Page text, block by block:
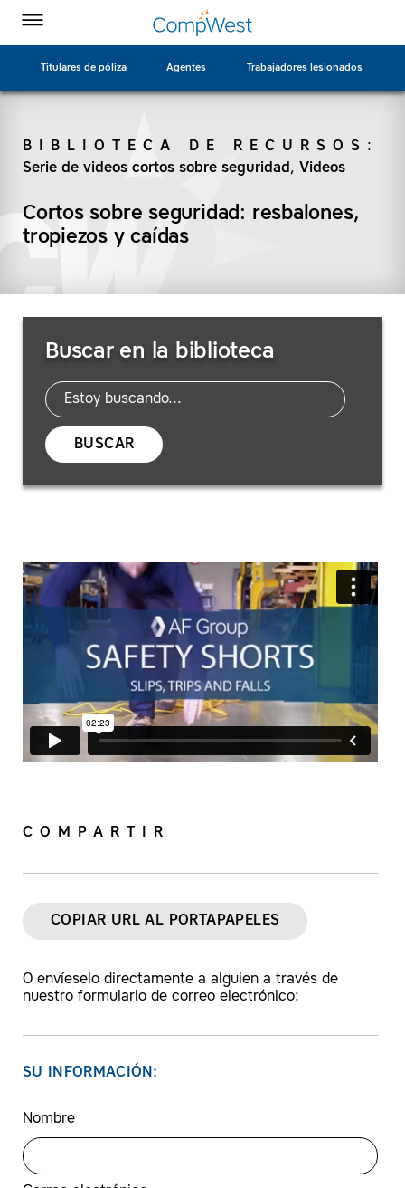
inicio
contenido
Alternar
menú
Titulares de póliza Agentes Trabajadores lesionados
BIBLIOTECA DE RECURSOS :
Serie de videos cortos sobre seguridad , Videos
Cortos sobre seguridad: resbalones,
tropiezos y caídas
Buscar en la biblioteca
recursos
BUSCAR
COMPARTIR
COPIAR URL AL PORTAPAPELES
O envíeselo directamente a alguien a través de
nuestro formulario de correo electrónico:
SU INFORMACIÓN:
Nombre
CompWest
CompWest
CompWest
CompWest